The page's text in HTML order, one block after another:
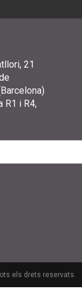
21
R1 i R4,
els drets reservats.